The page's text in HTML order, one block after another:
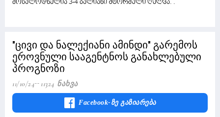
მოსალოდნელია 3-4 ბალიანი შტორმული ღელვა. .
"ცივი და ნალექიანი ამინდი" გარემოს
ეროვნული სააგენტნოს განახლებული
პროგნოზი
11/10/24 11324 Ნახვა
Facebook-Ზე Გაზიარება